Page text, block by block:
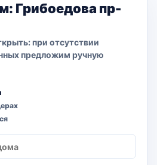
Грибоедова пр-
при отсутствии
предложим ручную